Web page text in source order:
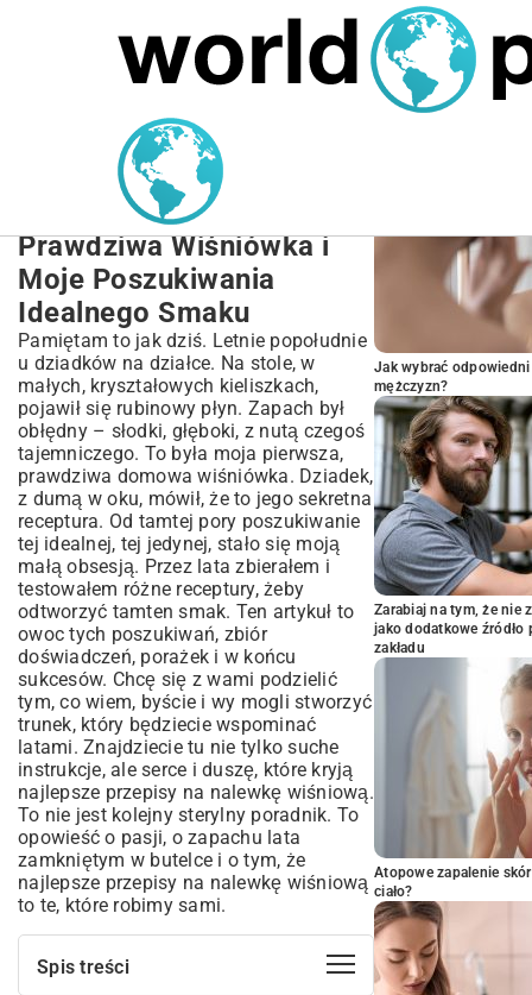
MARIUSZ ŁAMAGA 26.09.2025
Najlepsze Przepisy na
Nalewkę Wiśniową –
Kompletny Przewodnik
Prawdziwa Wiśniówka i
Moje Poszukiwania
Idealnego Smaku
Pamiętam to jak dziś. Letnie popołudnie
u dziadków na działce. Na stole, w
małych, kryształowych kieliszkach,
pojawił się rubinowy płyn. Zapach był
obłędny – słodki, głęboki, z nutą czegoś
tajemniczego. To była moja pierwsza,
prawdziwa domowa wiśniówka. Dziadek,
z dumą w oku, mówił, że to jego sekretna
receptura. Od tamtej pory poszukiwanie
tej idealnej, tej jedynej, stało się moją
małą obsesją. Przez lata zbierałem i
testowałem różne receptury, żeby
odtworzyć tamten smak. Ten artykuł to
owoc tych poszukiwań, zbiór
doświadczeń, porażek i w końcu
sukcesów. Chcę się z wami podzielić
tym, co wiem, byście i wy mogli stworzyć
trunek, który będziecie wspominać
latami. Znajdziecie tu nie tylko suche
instrukcje, ale serce i duszę, które kryją
najlepsze przepisy na nalewkę wiśniową.
To nie jest kolejny sterylny poradnik. To
opowieść o pasji, o zapachu lata
zamkniętym w butelce i o tym, że
najlepsze przepisy na nalewkę wiśniową
to te, które robimy sami.
Spis treści
Jak wybrać
mężczyzn?
Zarabiaj na tym, że nie
jako dodatkowe
zakładu
Atopowe zapalenie
ciało?